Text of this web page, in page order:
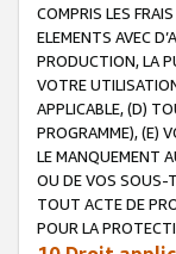
COMPRIS LES
ELEMENTS AVEC
PRODUCTION, LA
VOTRE
APPLICABLE, (D)
PROGRAMME), (E)
LE MANQUEMENT
OU DE VOS SOUS-
TOUT ACTE DE
POUR LA